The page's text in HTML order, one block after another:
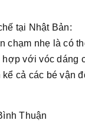
tại Nhật Bản:
chạm nhẹ là có
với vóc dáng
cả các bé vận
Thuận